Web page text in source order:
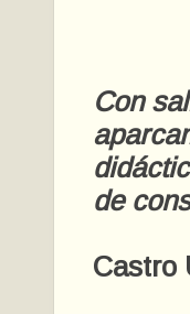
Con
de
Castro